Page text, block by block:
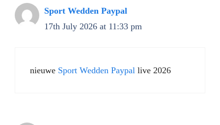
Sport Wedden Paypal
17th July 2026 at 11:33 pm
nieuwe Sport Wedden Paypal live 2026